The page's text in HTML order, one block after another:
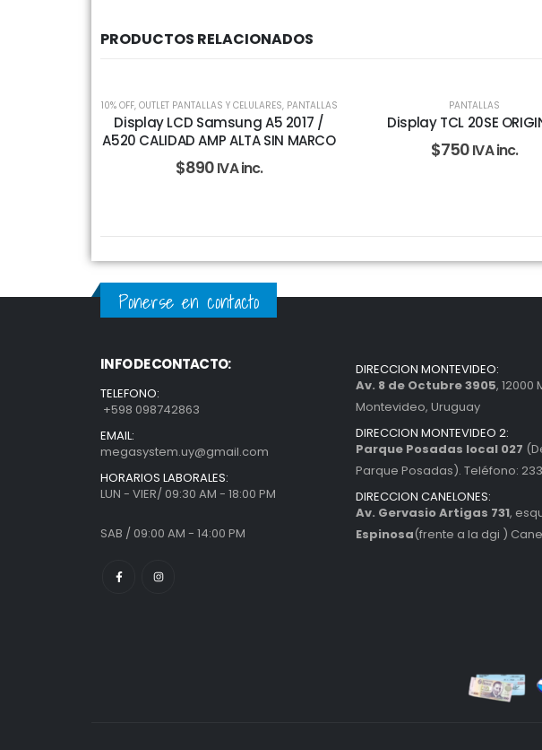
PRODUCTOS RELACIONADOS
10% OFF, OUTLET PANTALLAS Y CELULARES, PANTALLAS
Display LCD Samsung A5 2017 /
A520 CALIDAD AMP ALTA SIN MARCO
$890IVA inc.
PANTALLAS
Display TCL 20SE
$750IVA inc.
Ponerse en contacto
INFO DE CONTACTO:
TELEFONO:
+598 098742863
EMAIL:
megasystem.uy@gmail.com
HORARIOS LABORALES:
LUN - VIER/ 09:30 AM - 18:00 PM
SAB / 09:00 AM - 14:00 PM
DIRECCION MONTEVIDEO:
Av. 8 de Octubre 3905,
Montevideo, Uruguay
DIRECCION MONTEVIDEO 2:
Parque Posadas local 027
Parque Posadas). Teléfono:
DIRECCION CANELONES:
Av. Gervasio Artigas 731,
Espinosa(frente a la dgi )